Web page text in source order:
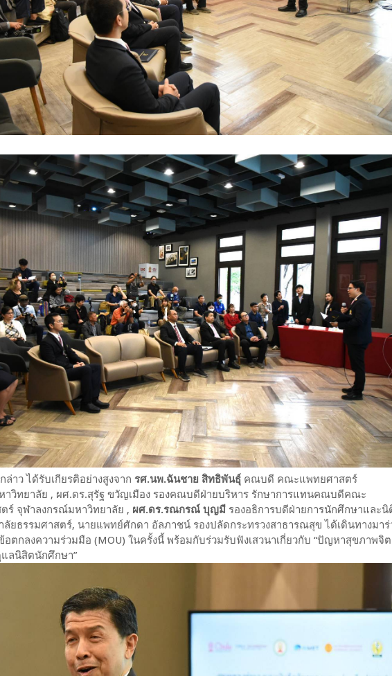
ล่าว ได้รับเกียรติอย่างสูงจาก รศ.นพ.ฉันชาย สิทธิพันธุ์ คณบดี คณะแพทยศาสตร์
าวิทยาลัย , ผศ.ดร.สุรัฐ ขวัญเมือง รองคณบดีฝ่ายบริหาร รักษาการแทนคณบดีคณะ
ร์ จุฬาลงกรณ์มหาวิทยาลัย , ผศ.ดร.รณกรณ์ บุญมี รองอธิการบดีฝ่ายการนักศึกษาและนิ
ลัยธรรมศาสตร์, นายแพทย์ศักดา อัลภาชน์ รองปลัดกระทรวงสาธารณสุข ได้เดินทางมาร่
ตกลงความร่วมมือ (MOU) ในครั้งนี้ พร้อมกับร่วมรับฟังเสวนาเกี่ยวกับ “ปัญหาสุขภาพจิ
ลนิสิตนักศึกษา”